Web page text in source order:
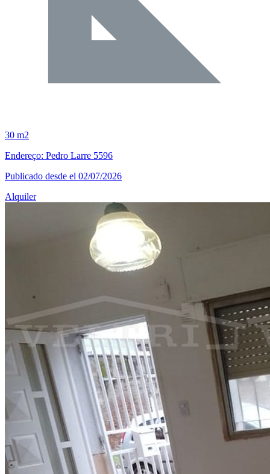
30 m2
Endereço: Pedro Larre 5596
Publicado desde el 02/07/2026
Alquiler